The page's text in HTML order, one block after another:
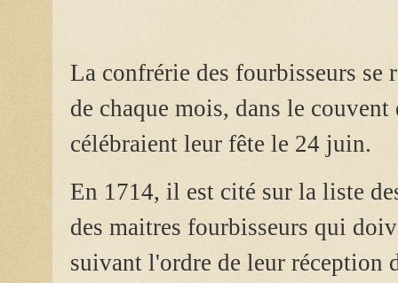
La confrérie des fourbisseurs se
de chaque mois, dans le
célébraient leur fête le 24 juin.
En 1714, il est cité sur la liste
des maitres fourbisseurs qui
suivant l'ordre de leur réception